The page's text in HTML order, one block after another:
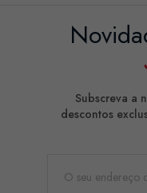
Subscreva a
descontos